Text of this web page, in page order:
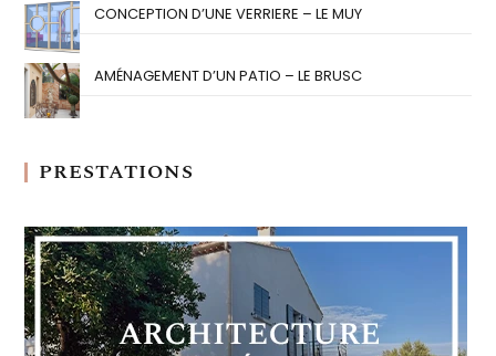
CONCEPTION D’UNE VERRIERE – LE MUY
AMÉNAGEMENT D’UN PATIO – LE BRUSC
PRESTATIONS